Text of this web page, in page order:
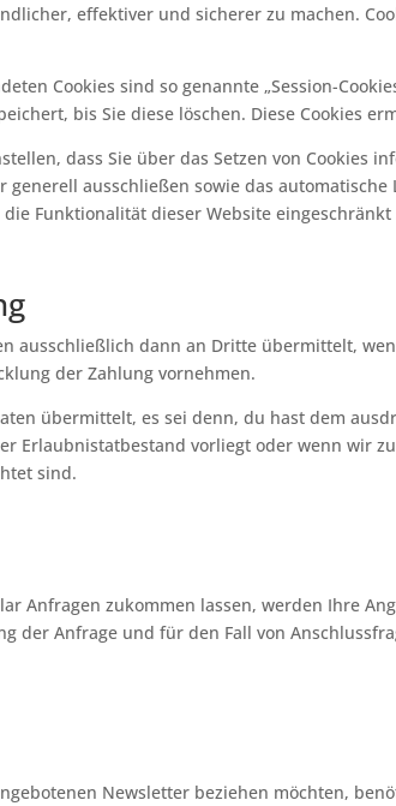
effektiver und sicherer zu machen.
Cookies sind so genannte „Session-
bis Sie diese löschen. Diese Cookies
dass Sie über das Setzen von
generell ausschließen sowie das
Funktionalität dieser Website eingeschränkt
ausschließlich dann an Dritte übermittelt,
der Zahlung vornehmen.
übermittelt, es sei denn, du hast dem
Erlaubnistatbestand vorliegt oder wenn wir
sind.
Anfragen zukommen lassen, werden Ihre
der Anfrage und für den Fall von
Newsletter beziehen möchten,